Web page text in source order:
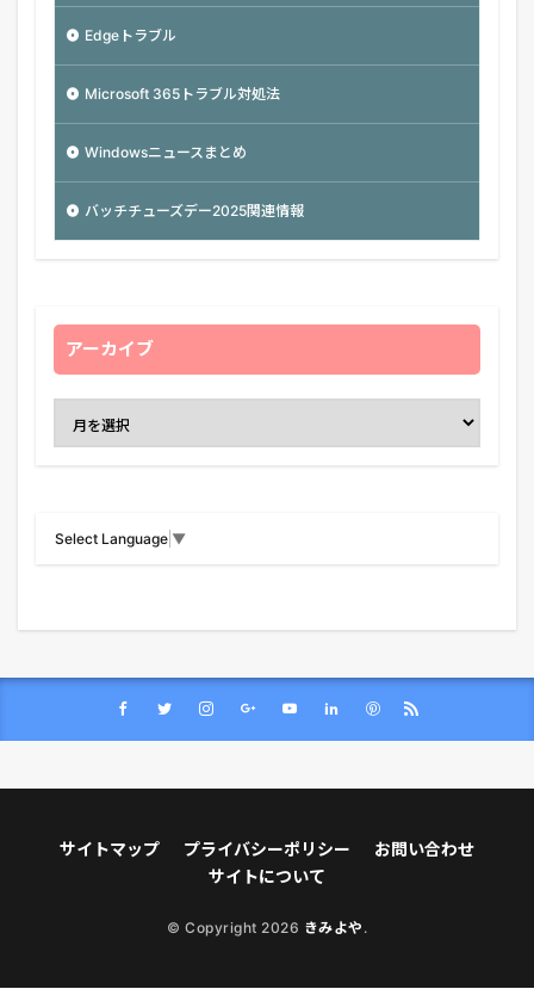
Edgeトラブル
Microsoft 365トラブル対処法
Windowsニュースまとめ
バッチチューズデー2025関連情報
アーカイブ
Select Language ▼
サイトマップ プライバシーポリシー
お問い合わせ
サイトについて
© Copyright 2026 きみよや .